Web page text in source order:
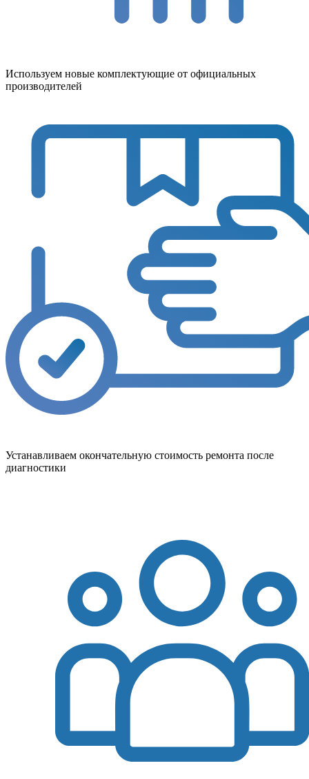
Используем новые комплектующие от официальных
производителей
Устанавливаем окончательную стоимость ремонта после
диагностики